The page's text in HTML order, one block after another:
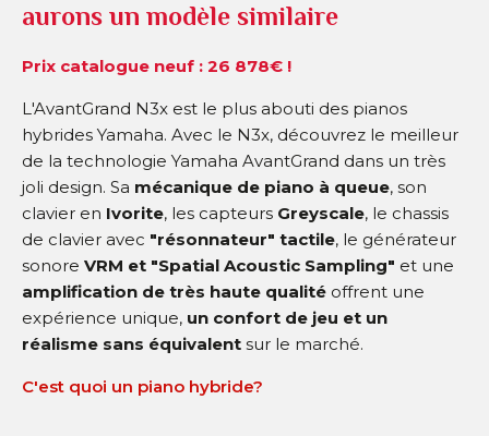
aurons un modèle similaire
Prix catalogue neuf : 26 878€ !
L'AvantGrand N3x est le plus abouti des pianos
hybrides Yamaha. Avec le N3x, découvrez le meilleur
de la technologie Yamaha AvantGrand dans un très
joli design. Sa mécanique de piano à queue, son
clavier en Ivorite, les capteurs Greyscale, le chassis
de clavier avec "résonnateur" tactile, le générateur
sonore VRM et "Spatial Acoustic Sampling" et une
amplification de très haute qualité offrent une
expérience unique, un confort de jeu et un
réalisme sans équivalent sur le marché.
C'est quoi un piano hybride?